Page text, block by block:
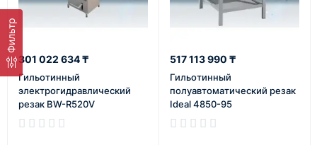
Фильтр
301 022 634 ₸
Гильотинный
электрогидравлический
резак BW-R520V
517 113 990 ₸
Гильотинный
полуавтоматический резак
Ideal 4850-95